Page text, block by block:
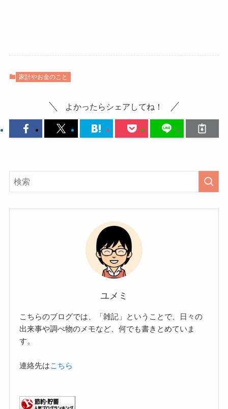
家計やお金のこと
よかったらシェアしてね！
ユメミ
こちらのブログでは、「雑記」ということで、日々の
出来事や調べ物のメモなど、何でも書きとめていま
す。
連絡先はこちら